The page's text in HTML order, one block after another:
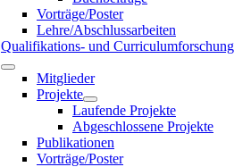
Vorträge/Poster
Lehre/Abschlussarbeiten
Qualifikations- und Curriculumforschung
Mitglieder
Projekte
Laufende Projekte
Abgeschlossene Projekte
Publikationen
Vorträge/Poster